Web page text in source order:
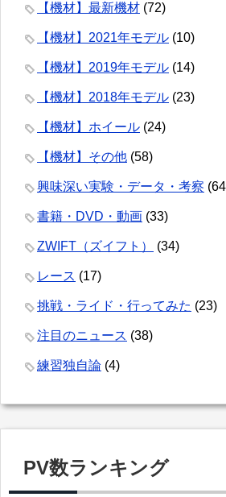
【機材】最新機材 (72)
【機材】2021年モデル (10)
【機材】2019年モデル (14)
【機材】2018年モデル (23)
【機材】ホイール (24)
【機材】その他 (58)
興味深い実験・データ・考察
書籍・DVD・動画 (33)
ZWIFT（ズイフト） (34)
レース (17)
挑戦・ライド・行ってみた (23)
注目のニュース (38)
練習独自論 (4)
PV数ランキング